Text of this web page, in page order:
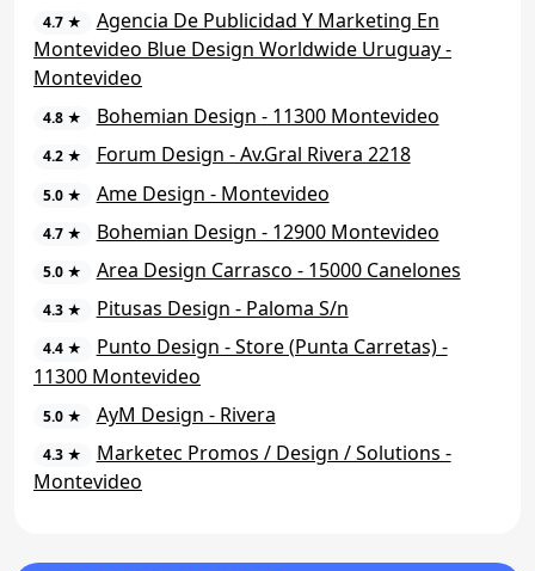
4.7 ★
Agencia De Publicidad Y Marketing En
Montevideo Blue Design Worldwide Uruguay -
Montevideo
4.8 ★ Bohemian Design - 11300 Montevideo
4.2 ★ Forum Design - Av.Gral Rivera 2218
5.0 ★ Ame Design - Montevideo
4.7 ★ Bohemian Design - 12900 Montevideo
5.0 ★ Area Design Carrasco - 15000 Canelones
4.3 ★ Pitusas Design - Paloma S/n
4.4 ★
Punto Design - Store (Punta Carretas) -
11300 Montevideo
5.0 ★ AyM Design - Rivera
4.3 ★
Marketec Promos / Design / Solutions -
Montevideo